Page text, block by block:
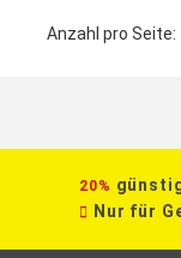
Anzahl pro Seite:
20%
Nur für